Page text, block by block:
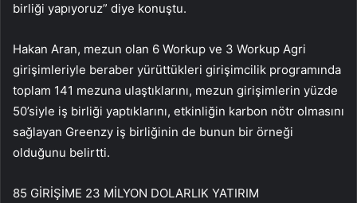
birliği yapıyoruz” diye konuştu.
Hakan Aran, mezun olan 6 Workup ve 3 Workup Agri
girişimleriyle beraber yürüttükleri girişimcilik programında
toplam 141 mezuna ulaştıklarını, mezun girişimlerin yüzde
50’siyle iş birliği yaptıklarını, etkinliğin karbon nötr olmasını
sağlayan Greenzy iş birliğinin de bunun bir örneği
olduğunu belirtti.
85 GİRİŞİME 23 MİLYON DOLARLIK YATIRIM